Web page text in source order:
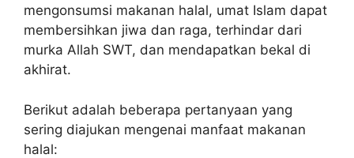
mengonsumsi makanan halal, umat Islam dapat
membersihkan jiwa dan raga, terhindar dari
murka Allah SWT, dan mendapatkan bekal di
akhirat.
Berikut adalah beberapa pertanyaan yang
sering diajukan mengenai manfaat makanan
halal: